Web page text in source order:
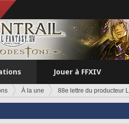
Jouer à FFXIV
À la une 88e lettre du producteur